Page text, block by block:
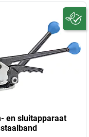
en sluitapparaat